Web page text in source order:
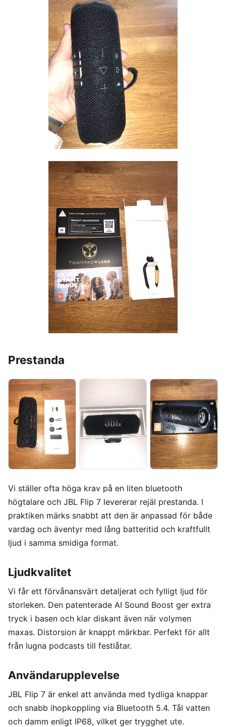
Prestanda
Vi ställer ofta höga krav på en liten bluetooth
högtalare och JBL Flip 7 levererar rejäl prestanda. I
praktiken märks snabbt att den är anpassad för både
vardag och äventyr med lång batteritid och kraftfullt
ljud i samma smidiga format.
Ljudkvalitet
Vi får ett förvånansvärt detaljerat och fylligt ljud för
storleken. Den patenterade AI Sound Boost ger extra
tryck i basen och klar diskant även när volymen
maxas. Distorsion är knappt märkbar. Perfekt för allt
från lugna podcasts till festlåtar.
Användarupplevelse
JBL Flip 7 är enkel att använda med tydliga knappar
och snabb ihopkoppling via Bluetooth 5.4. Tål vatten
och damm enligt IP68, vilket ger trygghet ute.